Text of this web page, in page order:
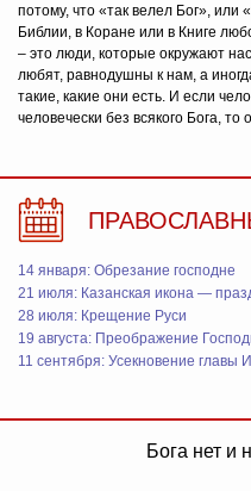
потому, что «так велел Бог», или
Библии, в Коране или в Книге
– это люди, которые окружают
любят, равнодушны к нам, а
такие, какие они есть. И если
человечески без всякого Бога, то
14 января: Обрезание господне
21 июля: Казанская икона —
28 июля: Крещение Руси
19 августа: Преображение
11 сентября: Усекновение главы
Бога нет и